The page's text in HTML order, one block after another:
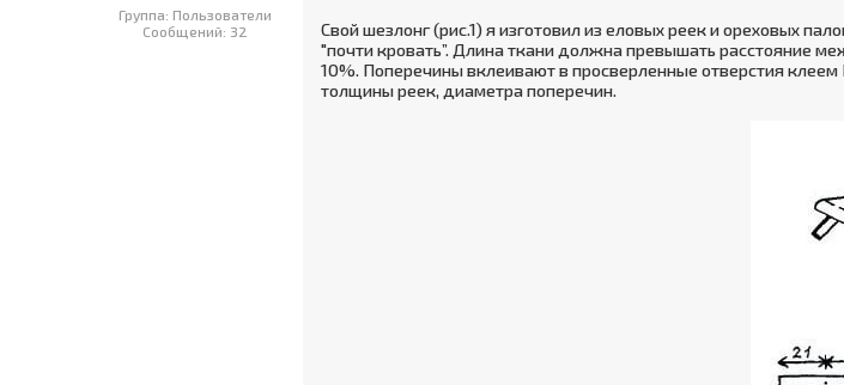
Группа: Пользователи
Сообщений: 32
Свой шезлонг (рис.1) я изготовил из еловых реек и ореховых
"почти кровать”. Длина ткани должна превышать расстояние
10%. Поперечины вклеивают в просверленные отверстия
толщины реек, диаметра поперечин.